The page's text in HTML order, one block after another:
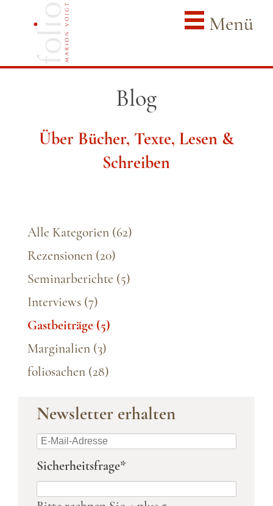
Menü
Blog
Über Bücher, Texte, Lesen &
Schreiben
Alle Kategorien (62)
Rezensionen (20)
Seminarberichte (5)
Interviews (7)
Gastbeiträge (5)
Marginalien (3)
foliosachen (28)
Newsletter erhalten
E-
Mail-
Pflichtfeld
Sicherheitsfrage*